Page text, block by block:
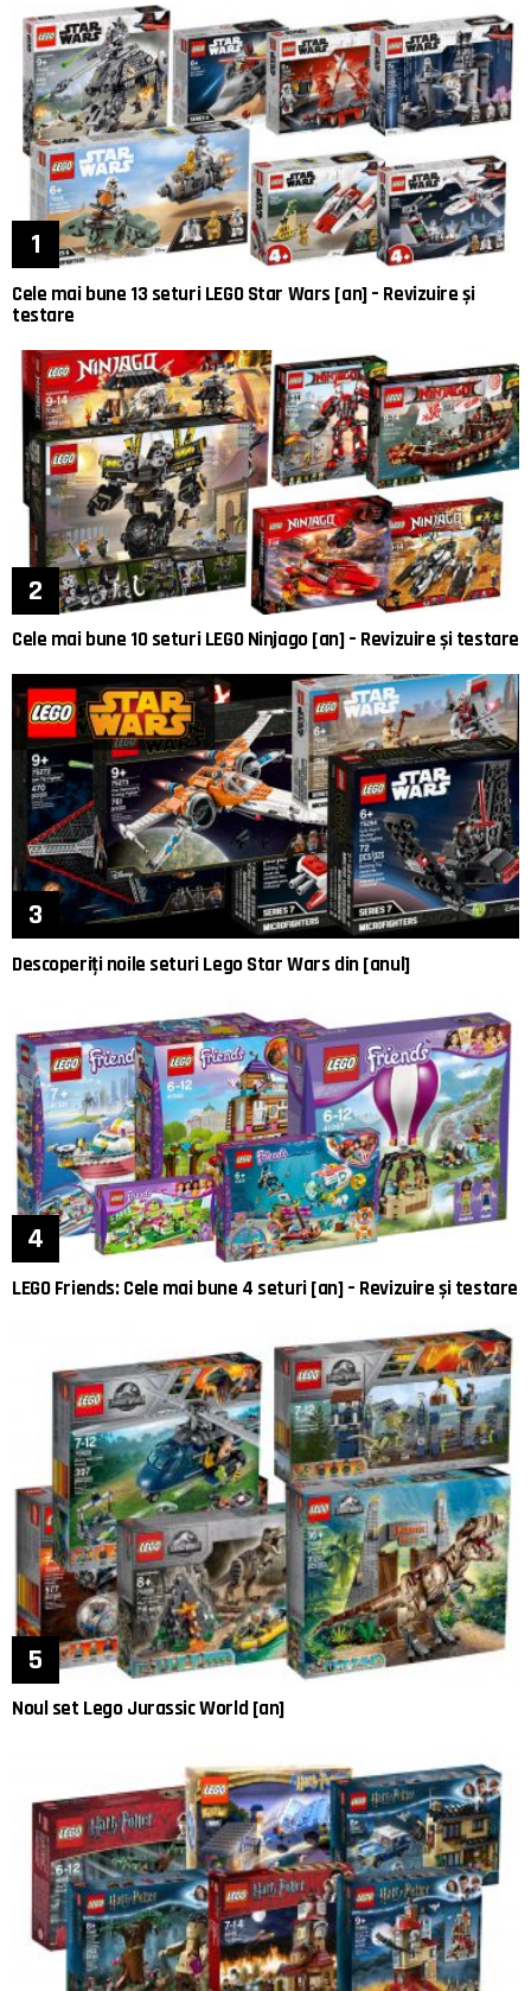
Cele mai bune 13 seturi LEGO Star Wars [an] – Revizuire și
testare
Cele mai bune 10 seturi LEGO Ninjago [an] – Revizuire și testare
Descoperiți noile seturi Lego Star Wars din [anul]
LEGO Friends: Cele mai bune 4 seturi [an] – Revizuire și testare
Noul set Lego Jurassic World [an]